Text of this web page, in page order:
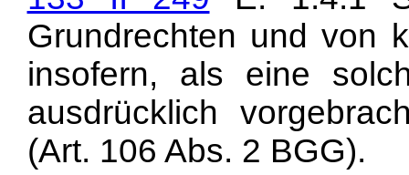
Grundrechten und von
insofern, als eine
ausdrücklich
(Art. 106 Abs. 2 BGG).